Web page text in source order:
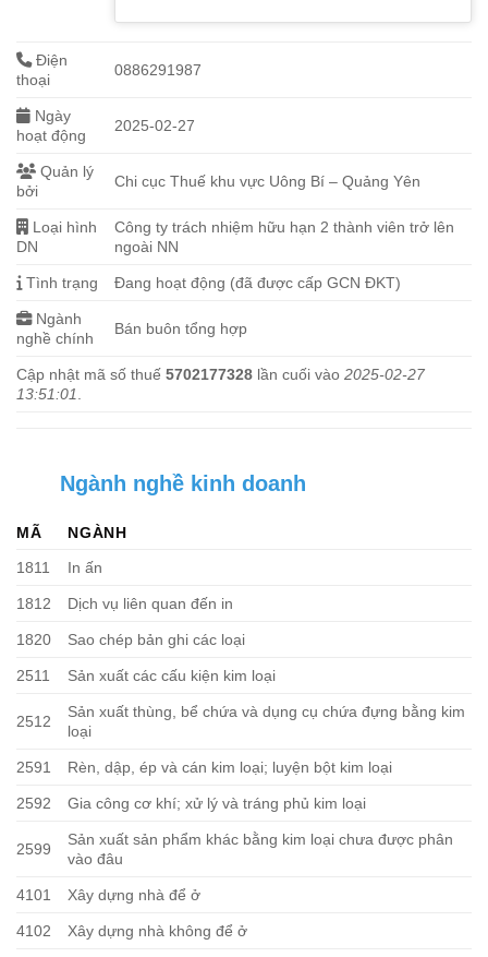
Điện
thoại
0886291987
Ngày
hoạt động
2025-02-27
Quản lý
bởi
Chi cục Thuế khu vực Uông Bí – Quảng Yên
Loại hình
DN
Công ty trách nhiệm hữu hạn 2 thành viên trở lên
ngoài NN
Tình trạng Đang hoạt động (đã được cấp GCN ĐKT)
Ngành
nghề chính
Bán buôn tổng hợp
Cập nhật mã số thuế 5702177328 lần cuối vào 2025-02-27
13:51:01
Ngành nghề kinh doanh
MÃ
NGÀNH
1811
In ấn
1812 Dịch vụ liên quan đến in
1820 Sao chép bản ghi các loại
2511 Sản xuất các cấu kiện kim loại
2512
Sản xuất thùng, bể chứa và dụng cụ chứa đựng bằng kim
loại
2591 Rèn, dập, ép và cán kim loại; luyện bột kim loại
2592 Gia công cơ khí; xử lý và tráng phủ kim loại
2599
Sản xuất sản phẩm khác bằng kim loại chưa được phân
vào đâu
4101 Xây dựng nhà để ở
4102 Xây dựng nhà không để ở